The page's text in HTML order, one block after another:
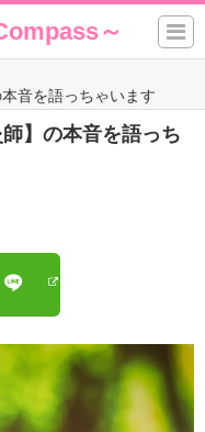
～
音を語っちゃいます
】の本音を語っち